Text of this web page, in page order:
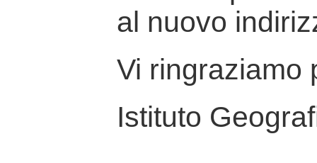
al nuovo
Vi ringraziamo
Istituto